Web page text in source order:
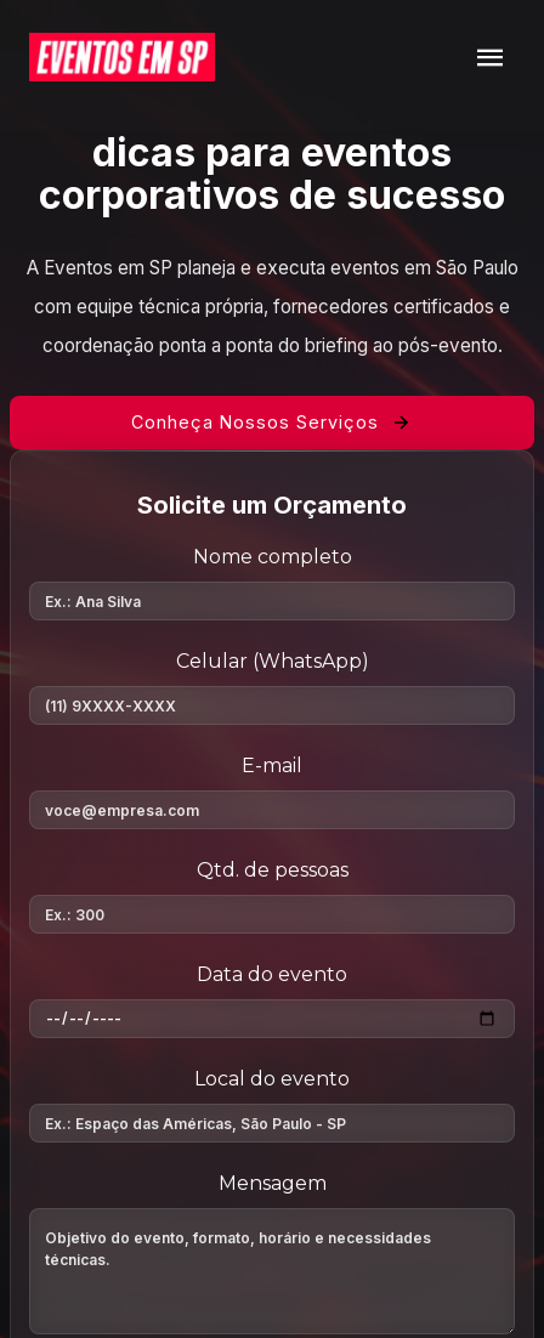
dicas para eventos
corporativos de sucesso
A Eventos em SP planeja e executa eventos em São Paulo
com equipe técnica própria, fornecedores certificados e
coordenação ponta a ponta do briefing ao pós-evento.
Conheça Nossos Serviços
Solicite um Orçamento
Nome completo
Celular (WhatsApp)
E-mail
Qtd. de pessoas
Data do evento
Local do evento
Mensagem